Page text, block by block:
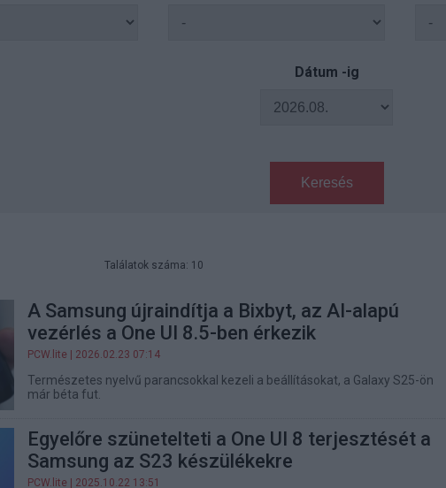
Dátum -ig
Keresés
Találatok száma: 10
A Samsung újraindítja a Bixbyt, az AI-alapú
vezérlés a One UI 8.5-ben érkezik
PCW.lite | 2026.02.23 07:14
Természetes nyelvű parancsokkal kezeli a beállításokat, a Galaxy S25-ön
már béta fut.
Egyelőre szünetelteti a One UI 8 terjesztését a
Samsung az S23 készülékekre
PCW.lite | 2025.10.22 13:51